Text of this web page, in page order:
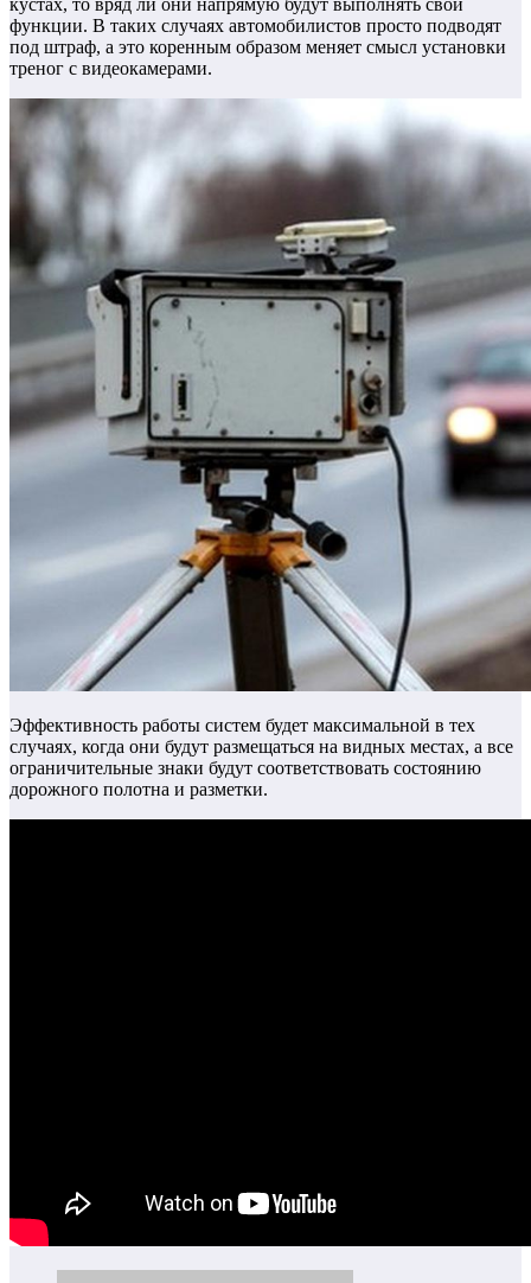
функции. В таких случаях автомобилистов просто подводят
под штраф, а это коренным образом меняет смысл установки
треног с видеокамерами.
Эффективность работы систем будет максимальной в тех
случаях, когда они будут размещаться на видных местах, а все
ограничительные знаки будут соответствовать состоянию
дорожного полотна и разметки.